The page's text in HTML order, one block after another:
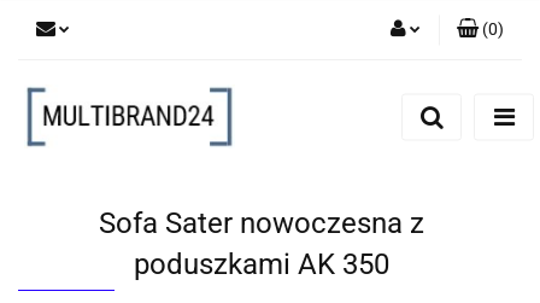
(0)
Sofa Sater nowoczesna z
poduszkami AK 350